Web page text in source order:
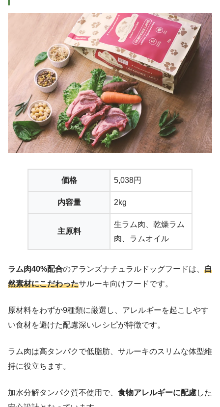
価格 5,038円
内容量 2kg
主原料
生ラム肉、乾燥ラム
肉、ラムオイル
ラム肉40%配合のアランズナチュラルドッグフードは、 自
然素材にこだわったサルーキ向けフードです。
原材料をわずか9種類に厳選し、アレルギーを起こしやす
い食材を避けた配慮深いレシピが特徴です。
ラム肉は高タンパクで低脂肪、サルーキのスリムな体型維
持に役立ちます。
加水分解タンパク質不使用で、 食物アレルギーに配慮した